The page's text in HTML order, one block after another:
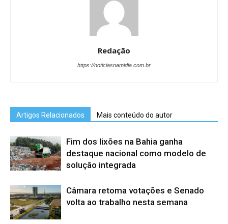
Redação
https://noticiasnamidia.com.br
Artigos Relacionados Mais conteúdo do autor
Fim dos lixões na Bahia ganha
destaque nacional como modelo de
solução integrada
Câmara retoma votações e Senado
volta ao trabalho nesta semana